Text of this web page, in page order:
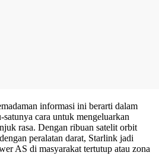
informasi ini berarti dalam
satunya cara untuk mengeluarkan
rasa. Dengan ribuan satelit orbit
peralatan darat, Starlink jadi
AS di masyarakat tertutup atau zona